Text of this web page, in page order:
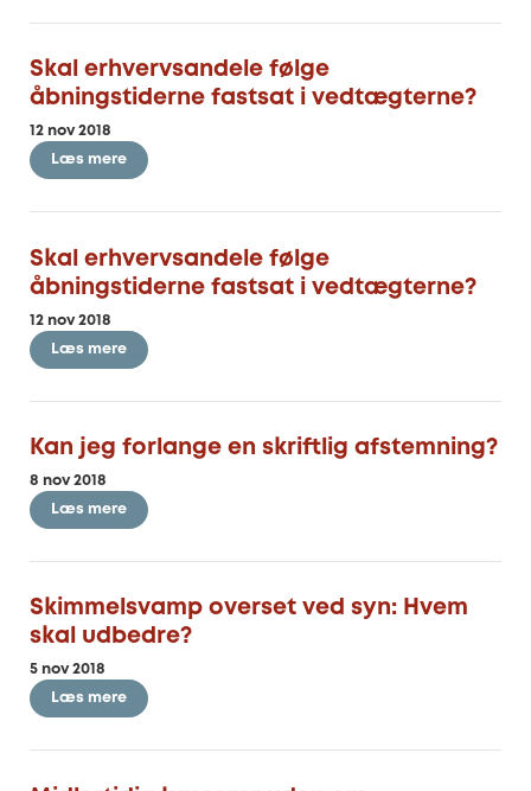
Skal erhvervsandele følge
åbningstiderne fastsat i vedtægterne?
12 nov 2018
Læs mere
Skal erhvervsandele følge
åbningstiderne fastsat i vedtægterne?
12 nov 2018
Læs mere
Kan jeg forlange en skriftlig afstemning?
8 nov 2018
Læs mere
Skimmelsvamp overset ved syn: Hvem
skal udbedre?
5 nov 2018
Læs mere